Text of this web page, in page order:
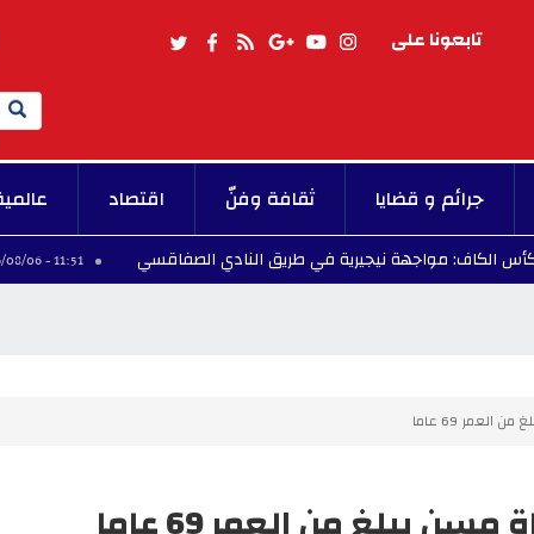
تابعونا على
Search
جرائم و قضايا ثقافة وفنّ اقتصاد
نيجيرية في طريق النادي الصفاقسي 11:51 - 2026/08/06
69 عاما